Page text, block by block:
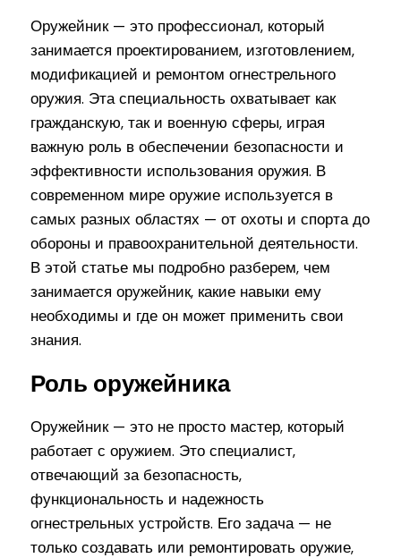
Оружейник — это профессионал, который
занимается проектированием, изготовлением,
модификацией и ремонтом огнестрельного
оружия. Эта специальность охватывает как
гражданскую, так и военную сферы, играя
важную роль в обеспечении безопасности и
эффективности использования оружия. В
современном мире оружие используется в
самых разных областях — от охоты и спорта до
обороны и правоохранительной деятельности.
В этой статье мы подробно разберем, чем
занимается оружейник, какие навыки ему
необходимы и где он может применить свои
знания.
Роль оружейника
Оружейник — это не просто мастер, который
работает с оружием. Это специалист,
отвечающий за безопасность,
функциональность и надежность
огнестрельных устройств. Его задача — не
только создавать или ремонтировать оружие,